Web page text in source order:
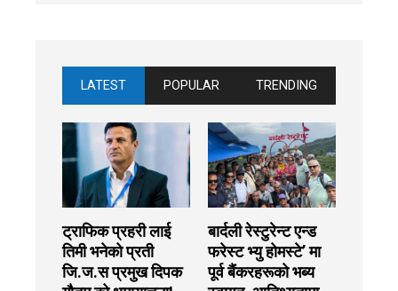
LATEST POPULAR TRENDING
ट्राफिक प्रहरी लाई
तिमी भनेको प्रती
जि.ज.स प्रमुख दिपक
बार्दली रेस्टुरेन्ट एन्ड
फरेस्ट भ्यु होमस्टे’ मा
पूर्व बैंकरहरूको भब्य